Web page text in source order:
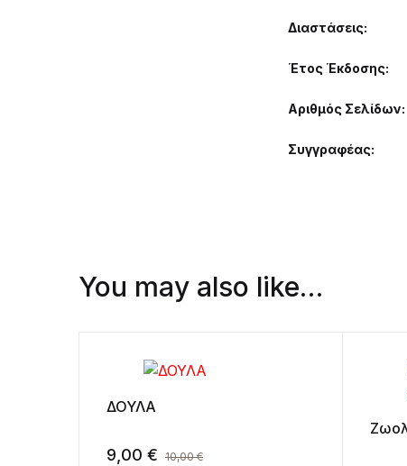
Διαστάσεις
Έτος Έκδοσης
Αριθμός Σελίδων
Συγγραφέας
You may also like…
ΔΟΥΛΑ
9,00 € 10,00€